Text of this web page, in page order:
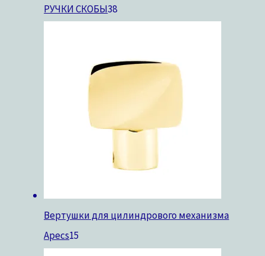
РУЧКИ СКОБЫ38
Вертушки для цилиндрового механизма
Apecs15